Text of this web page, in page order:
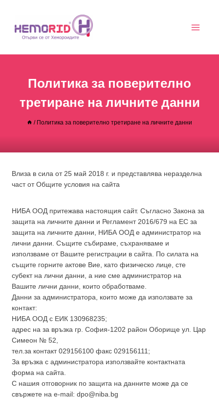
Политика за поверително
третиране на личните данни
/ Политика за поверително третиране на личните данни
Влиза в сила от 25 май 2018 г. и представлява неразделна
част от Общите условия на сайта
НИБА ООД притежава настоящия сайт. Съгласно Закона за
защита на личните данни и Регламент 2016/679 на ЕС за
защита на личните данни, НИБА ООД е администратор на
лични данни. Същите събираме, съхраняваме и
използваме от Вашите регистрации в сайта. По силата на
същите горните актове Вие, като физическо лице, сте
субект на лични данни, а ние сме администратор на
Вашите лични данни, които обработваме.
Данни за администратора, които може да използвате за
контакт:
НИБА ООД с ЕИК 130968235;
адрес на за връзка гр. София-1202 район Оборище ул. Цар
Симеон № 52,
тел.за контакт 029156100 факс 029156111;
За връзка с администратора използвайте контактната
форма на сайта.
С нашия отговорник по защита на данните може да се
свържете на e-mail: dpo@niba.bg